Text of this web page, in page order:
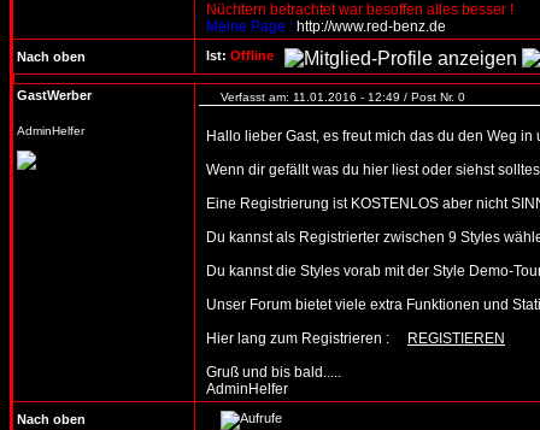
Nüchtern betrachtet war besoffen alles besser !
Meine Page : http://www.red-benz.de
Nach oben Ist: Offline
GastWerber
AdminHelfer
Verfasst am: 11.01.2016 - 12:49 / Post Nr. 0
Hallo lieber Gast, es freut mich das du den Weg
Wenn dir gefällt was du hier liest oder siehst
Eine Registrierung ist KOSTENLOS aber nicht
Du kannst als Registrierter zwischen 9 Styles
Du kannst die Styles vorab mit der Style
Unser Forum bietet viele extra Funktionen und
Hier lang zum Registrieren :
REGISTIEREN
Gruß und bis bald.....
AdminHelfer
Nach oben